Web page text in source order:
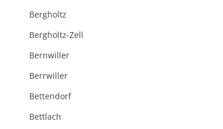
Bergholtz
Bergholtz-Zell
Bernwiller
Berrwiller
Bettendorf
Bettlach